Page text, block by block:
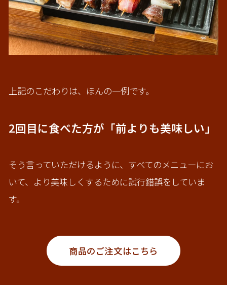
上記のこだわりは、ほんの一例です。
2回目に食べた方が「前よりも美味しい」
そう言っていただけるように、すべてのメニューにお
いて、より美味しくするために試行錯誤をしていま
す。
商品のご注文はこちら